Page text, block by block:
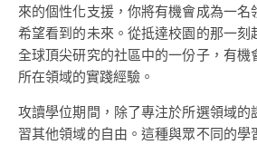
來的個性化支援，你將有機會成為一
希望看到的未來。從抵達校園的那一刻
全球頂尖研究的社區中的一份子，有機
所在領域的實踐經驗。
攻讀學位期間，除了專注於所選領域的
習其他領域的自由。這種與眾不同的學